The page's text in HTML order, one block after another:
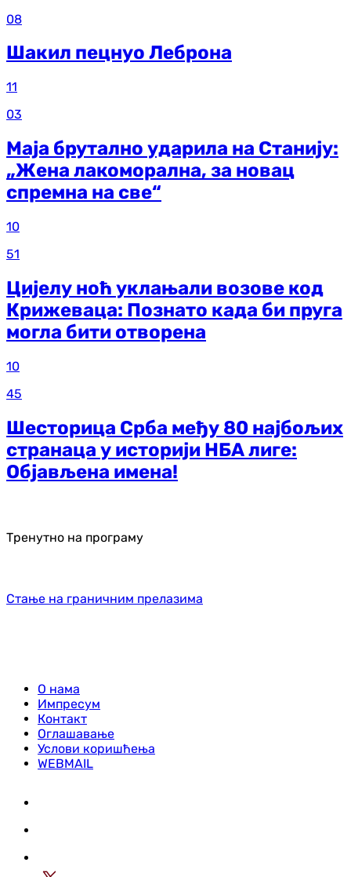
08
Шакил пецнуо Леброна
11
03
Маја брутално ударила на Станију:
„Жена лакоморална, за новац
спремна на све“
10
51
Цијелу ноћ уклањали возове код
Крижеваца: Познато када би пруга
могла бити отворена
10
45
Шесторица Срба међу 80 најбољих
странаца у историји НБА лиге:
Објављена имена!
Тренутно на програму
Стање на граничним прелазима
О нама
Импресум
Контакт
Оглашавање
Услови коришћења
WEBMAIL